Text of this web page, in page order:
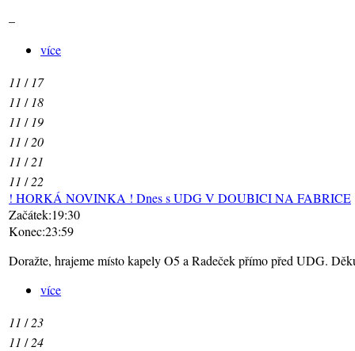
–
více
11 / 17
11 / 18
11 / 19
11 /20
11 /21
11 /22
! HORKÁ NOVINKA ! Dnes s UDG V DOUBICI NA FABRICE
Začátek:19:30
Konec:23:59
Doražte, hrajeme místo kapely O5 a Radeček přímo před UDG.
více
11 /23
11 /24